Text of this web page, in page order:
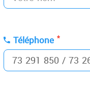
Téléphone *